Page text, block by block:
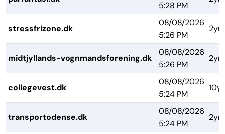
5:28 PM
stressfrizone.dk
08/08/2026
5:26 PM
2yrs
midtjyllands-vognmandsforening.dk
08/08/2026
5:26 PM
2yrs
collegevest.dk
08/08/2026
5:24 PM
transportodense.dk
08/08/2026
5:24 PM
2yrs